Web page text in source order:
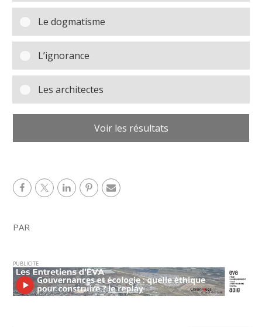
Le dogmatisme
L’ignorance
Les architectes
Voir les résultats
PAR
PUBLICITE